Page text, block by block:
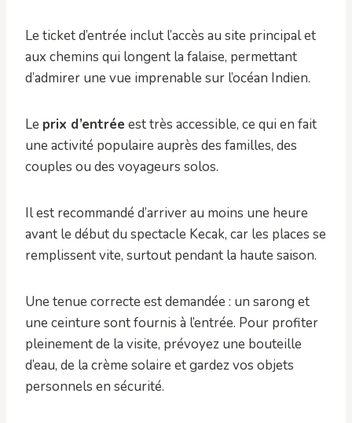
Le ticket d’entrée inclut l’accès au site principal et
aux chemins qui longent la falaise, permettant
d’admirer une vue imprenable sur l’océan Indien.
Le prix d’entrée est très accessible, ce qui en fait
une activité populaire auprès des familles, des
couples ou des voyageurs solos.
Il est recommandé d’arriver au moins une heure
avant le début du spectacle Kecak, car les places se
remplissent vite, surtout pendant la haute saison.
Une tenue correcte est demandée : un sarong et
une ceinture sont fournis à l’entrée. Pour profiter
pleinement de la visite, prévoyez une bouteille
d’eau, de la crème solaire et gardez vos objets
personnels en sécurité.